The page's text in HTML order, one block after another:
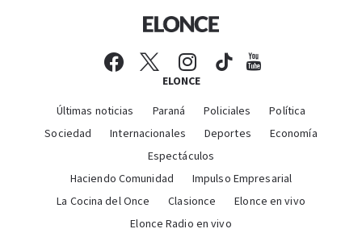
ELONCE
Últimas noticias Paraná Policiales
Política
Sociedad
Internacionales Deportes
Economía
Espectáculos
Haciendo Comunidad
Impulso Empresarial
La Cocina del Once
Clasionce
Elonce en vivo
Elonce Radio en vivo